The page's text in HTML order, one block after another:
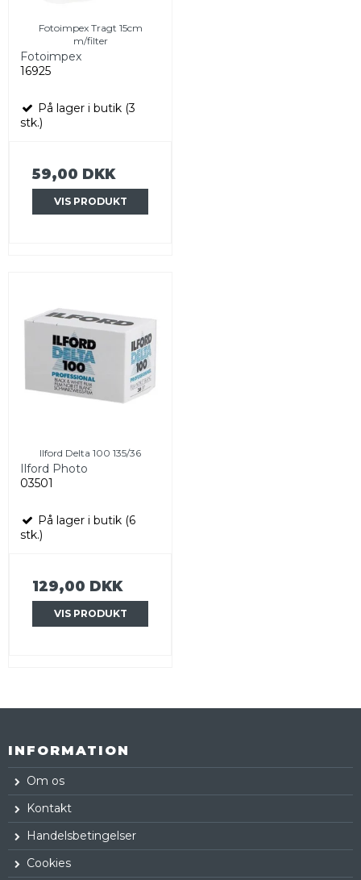
Fotoimpex Tragt 15cm
m/filter
Fotoimpex
16925
På lager i butik (3
stk.)
59,00 DKK
VIS PRODUKT
Ilford Delta 100 135/36
Ilford Photo
03501
På lager i butik (6
stk.)
129,00 DKK
VIS PRODUKT
INFORMATION
Om os
Kontakt
Handelsbetingelser
Cookies